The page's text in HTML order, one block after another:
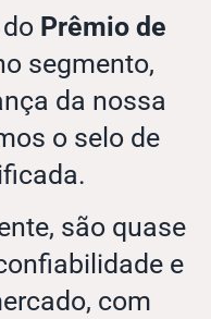
Prêmio de
segmento,
da nossa
o selo de
são quase
e
com